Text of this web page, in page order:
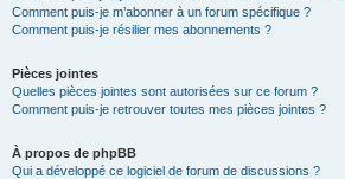
Comment puis-je m’abonner à un forum spécifique ?
Comment puis-je résilier mes abonnements ?
Pièces jointes
Quelles pièces jointes sont autorisées sur ce forum ?
Comment puis-je retrouver toutes mes pièces jointes ?
À propos de phpBB
Qui a développé ce logiciel de forum de discussions ?